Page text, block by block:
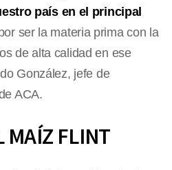
país en el principal
ser la materia prima con la
de alta calidad en ese
González, jefe de
ACA.
MAÍZ FLINT